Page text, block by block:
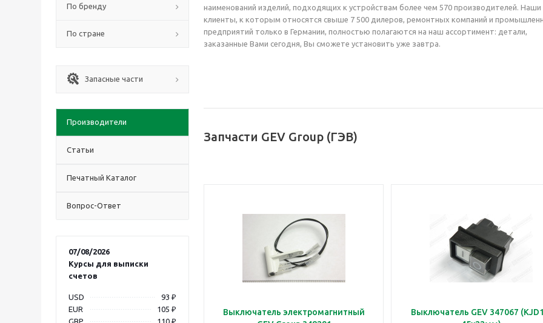
По бренду
По стране
Запасные части
Производители
Статьи
Печатный Каталог
Вопрос-Ответ
07/08/2026
Курсы для выписки
счетов
USD
93 ₽
EUR
105 ₽
GBP
110 ₽
наименований изделий, подходящих к устройствам более чем 570 производителей. Наши
клиенты, к которым относятся свыше 7 500 дилеров, ремонтных компаний и
предприятий только в Германии, полностью полагаются на наш ассортимент: детали,
заказанные Вами сегодня, Вы сможете установить уже завтра.
Запчасти GEV Group (ГЭВ)
Выключатель электромагнитный
Выключатель GEV 347067